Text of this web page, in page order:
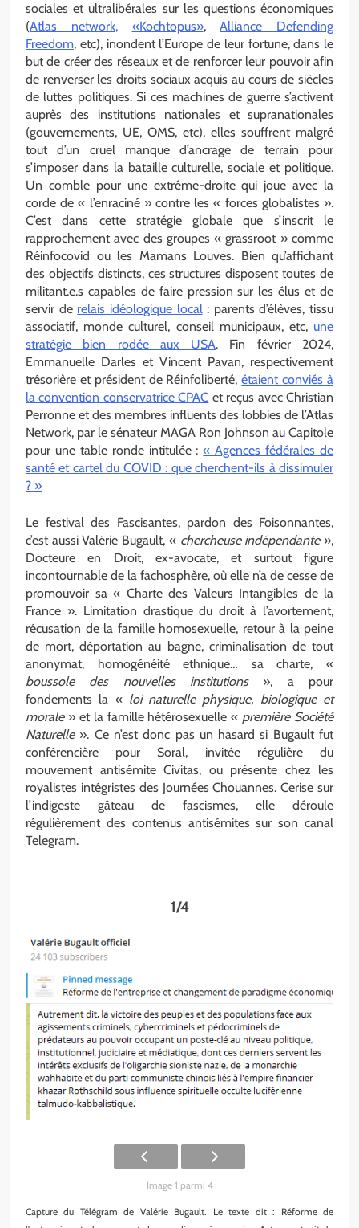
sociales et ultralibérales sur les questions économiques
(Atlas network, «Kochtopus»,Alliance Defending
Freedom, etc), inondent l’Europe de leur fortune, dans le
but de créer des réseaux et de renforcer leur pouvoir afin
de renverser les droits sociaux acquis au cours de siècles
de luttes politiques. Si ces machines de guerre s’activent
auprès des institutions nationales et supranationales
(gouvernements, UE, OMS, etc), elles souffrent malgré
tout d’un cruel manque d’ancrage de terrain pour
s’imposer dans la bataille culturelle, sociale et politique.
Un comble pour une extrême-droite qui joue avec la
corde de « l’enraciné » contre les « forces globalistes ».
C’est dans cette stratégie globale que s’inscrit le
rapprochement avec des groupes « grassroot » comme
Réinfocovid ou les Mamans Louves. Bien qu’affichant
des objectifs distincts, ces structures disposent toutes de
militant.e.s capables de faire pression sur les élus et de
servir de relais idéologique local: parents d’élèves, tissu
associatif, monde culturel, conseil municipaux, etc, une
stratégie bien rodée aux USA. Fin février 2024,
Emmanuelle Darles et Vincent Pavan, respectivement
trésorière et président de Réinfoliberté,étaient conviés à
la convention conservatrice CPAC et reçus avec Christian
Perronne et des membres influents des lobbies de l’Atlas
Network, par le sénateur MAGA Ron Johnson au Capitole
pour une table ronde intitulée :« Agences fédérales de
santé et cartel du COVID : que cherchent-ils à dissimuler
? »
Le festival des Fascisantes, pardon des Foisonnantes,
c’est aussi Valérie Bugault, « chercheuse indépendante»,
Docteure en Droit, ex-avocate, et surtout figure
incontournable de la fachosphère, où elle n’a de cesse de
promouvoir sa « Charte des Valeurs Intangibles de la
France ». Limitation drastique du droit à l’avortement,
récusation de la famille homosexuelle, retour à la peine
de mort, déportation au bagne, criminalisation de tout
anonymat, homogénéité ethnique… sa charte, «
boussole des nouvelles institutions », a pour
fondements la « loi naturelle physique, biologique et
morale» et la famille hétérosexuelle « première Société
Naturelle ». Ce n’est donc pas un hasard si Bugault fut
conférencière pour Soral, invitée régulière du
mouvement antisémite Civitas, ou présente chez les
royalistes intégristes des Journées Chouannes. Cerise sur
l’indigeste gâteau de fascismes, elle déroule
régulièrement des contenus antisémites sur son canal
Telegram.
1/4
Image 1 parmi 4
Capture du Télégram de Valérie Bugault. Le texte dit : Réforme de